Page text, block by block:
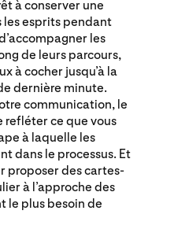
à conserver une
les esprits pendant
les
de leurs parcours,
à cocher jusqu’à la
dernière minute.
communication, le
refléter ce que vous
à laquelle les
dans le processus. Et
proposer des cartes-
à l’approche des
le plus besoin de